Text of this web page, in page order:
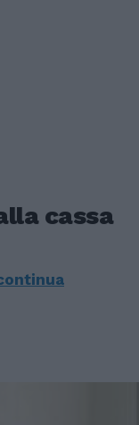
cassa